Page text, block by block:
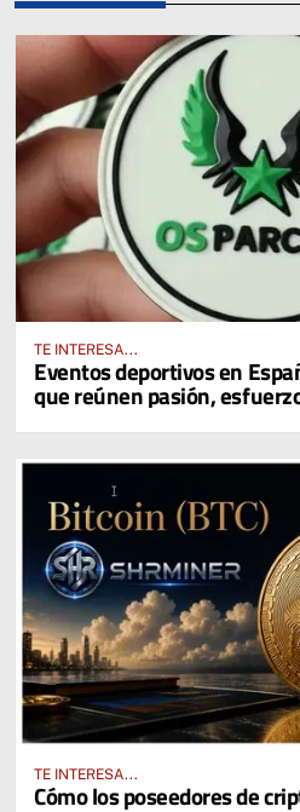
TE INTERESA...
Eventos deportivos en
que reúnen pasión,
TE INTERESA...
Cómo los poseedores de